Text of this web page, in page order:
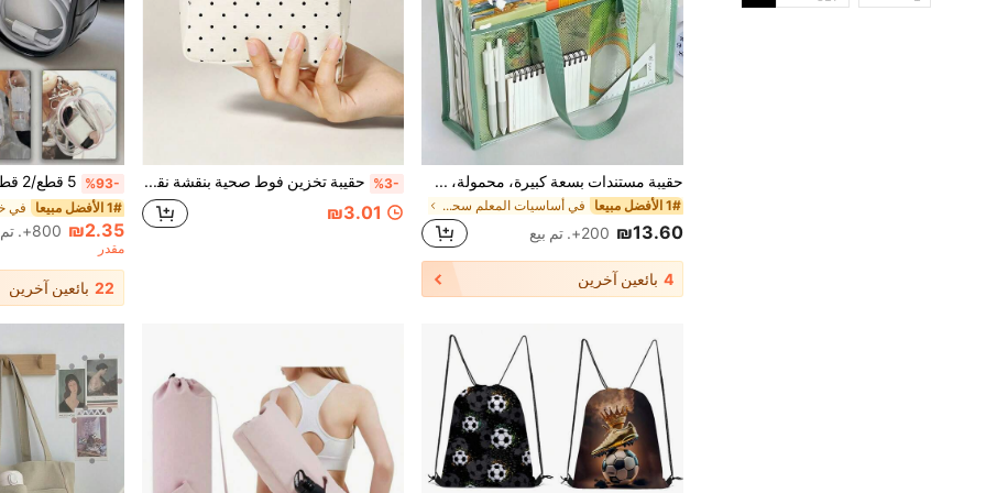
حقيبة مستندات بسعة كبيرة، محمولة، شفافة ومقاومة للماء مصنوعة من مادة PVC ذاتية اللصق مع تصميم قابل للتوسيع. مناسبة لمناسبات مختلفة، يمكن استخدامها لتخزين لوازم المكتب والكتب ومستحضرات التجميل ومنتجات العناية بالبشرة وغيرها من العناصر؛ سواء كان عيد المعلم أو عيد الأم أو عيد الفصح أو عيد الميلاد أو عيد الهالوين أو موسم العودة إلى المدرسة، فهي خيار مثالي. حقيبة مستندات بسعة كبيرة محمولة شفافة ومقاومة للماء؛ حقيبة تخزين مستندات قابلة للتوسيع؛ حقيبة مستندات PVC ذاتية اللصق.
1# الأفضل مبيعا في أساسيات المعلم سحق الزي
₪13.60 200+. تم بيع
4 بائعين آخرين
%3- حقيبة تخزين فوط صحية بنقشة نقاط جديدة، حقيبة تخزين منتجات العناية الصحية للنساء مدمجة وقابلة للحمل، حقيبة صغيرة للفتيات، محفظة عملات متعددة الوظائف بسيطة، حقيبة مكياج، حقيبة تخزين فوط صحية، مناسبة للمدرسة والعمل والسفر، حقيبة سفر أنيقة للعطلات، ضرورية للسفر، ضرورية للعودة إلى المدرسة، ضرورية للعطلات
₪3.01
%93-
1# الأفضل مبيعا
₪2.35 800+. تم بيع
مقدر
22 بائعين آخرين